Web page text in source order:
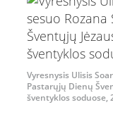
Vyresnysis Ulisis
Pastarųjų Dienų
šventyklos soduose,